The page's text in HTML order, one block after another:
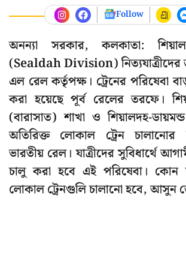
Follow
অনন্যা সরকার, কলকাতা:
(Sealdah Division)
এল রেল কর্তৃপক্ষ। ট্রেনের পরিষেবা
করা হয়েছে পূর্ব রেলের তরফে।
(বারাসাত) শাখা ও শিয়ালদহ-
অতিরিক্ত লোকাল ট্রেন চালানোর
ভারতীয় রেল। যাত্রীদের সুবিধার্থে
চালু করা হবে এই পরিষেবা। কোন
লোকাল ট্রেনগুলি চালানো হবে, আসুন